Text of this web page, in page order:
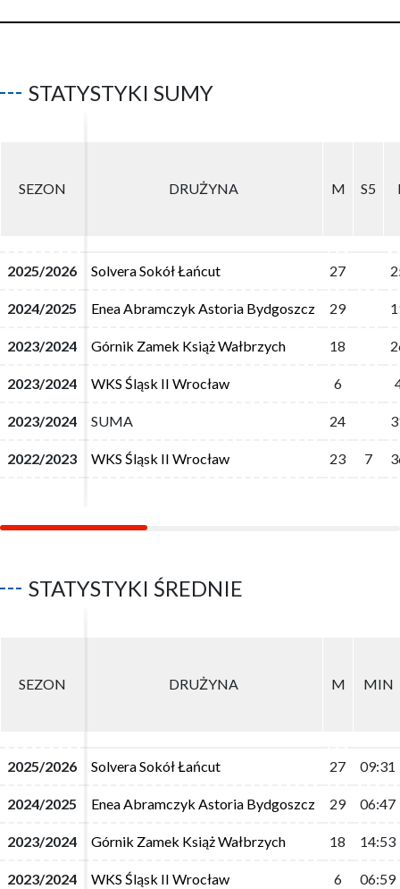
STATYSTYKI SUMY
SEZON DRUŻYNA M S5
2025/2026 Solvera Sokół Łańcut 27
2024/2025 Enea Abramczyk Astoria Bydgoszcz 29
2023/2024 Górnik Zamek Książ Wałbrzych 18
2023/2024 WKS Śląsk II Wrocław 6
2023/2024 SUMA 24
2022/2023 WKS Śląsk II Wrocław 23 7
SEZON DRUŻYNA M S5
2025/2026 Solvera Sokół Łańcut 27
2024/2025 Enea Abramczyk Astoria Bydgoszcz 29
2023/2024 Górnik Zamek Książ Wałbrzych 18
2023/2024 WKS Śląsk II Wrocław 6
2023/2024 SUMA 24
2022/2023 WKS Śląsk II Wrocław 23 7
STATYSTYKI ŚREDNIE
SEZON DRUŻYNA M MIN
2025/2026 Solvera Sokół Łańcut 27 09:31
2024/2025 Enea Abramczyk Astoria Bydgoszcz 29 06:47
2023/2024 Górnik Zamek Książ Wałbrzych 18 14:53
2023/2024 WKS Śląsk II Wrocław 6 06:59
SEZON DRUŻYNA M MIN
2025/2026 Solvera Sokół Łańcut 27 09:31
2024/2025 Enea Abramczyk Astoria Bydgoszcz 29 06:47
2023/2024 Górnik Zamek Książ Wałbrzych 18 14:53
2023/2024 WKS Śląsk II Wrocław 6 06:59